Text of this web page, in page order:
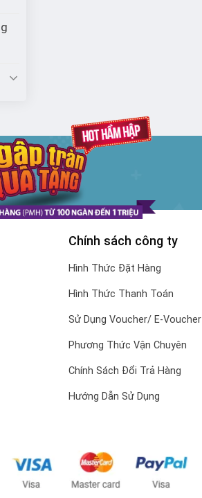
Chính sách công ty
Hình Thức Đặt Hàng
Hình Thức Thanh Toán
Sử Dụng Voucher/ E-Voucher
Phương Thức Vận Chuyên
Chính Sách Đổi Trả Hàng
Hướng Dẫn Sử Dụng